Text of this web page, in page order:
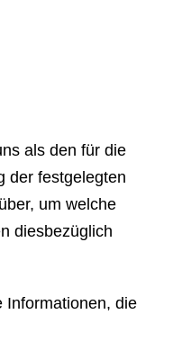
als den für die
der festgelegten
um welche
diesbezüglich
Informationen, die